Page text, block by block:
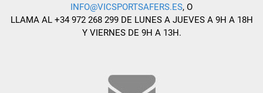
INFO@VICSPORTSAFERS.ES, O
LLAMA AL +34 972 268 299 DE LUNES A JUEVES A 9H A 18H
Y VIERNES DE 9H A 13H.